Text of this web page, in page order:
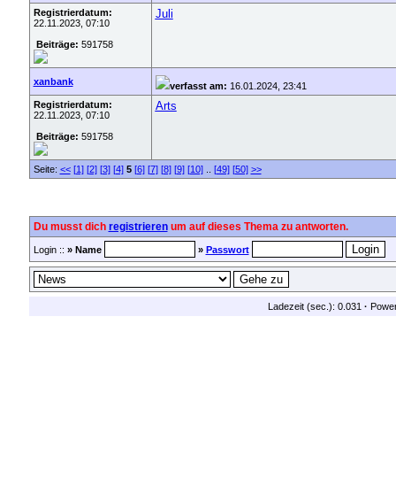
Registrierdatum:
22.11.2023, 07:10
Beiträge: 591758
Juli
xanbank verfasst am: 16.01.2024, 23:41
Registrierdatum:
22.11.2023, 07:10
Beiträge: 591758
Arts
Seite: << [1] [2] [3] [4] 5 [6] [7] [8] [9] [10].. [49] [50] >>
Du musst dich registrierenum auf dieses Thema zu antworten.
Login :: » Name » Passwort
Ladezeit (sec.): 0.031 ·